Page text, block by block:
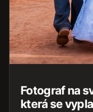
Fotograf na
která se